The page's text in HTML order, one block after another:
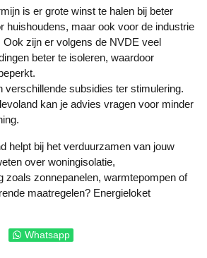
huishoudens, maar ook voor de industrie
Ook zijn er volgens de NVDE veel
beter te isoleren, waardoor
verschillende subsidies ter stimulering.
kan je advies vragen voor minder
over woningisolatie,
zoals zonnepanelen, warmtepompen of
maatregelen? Energieloket
Whatsapp